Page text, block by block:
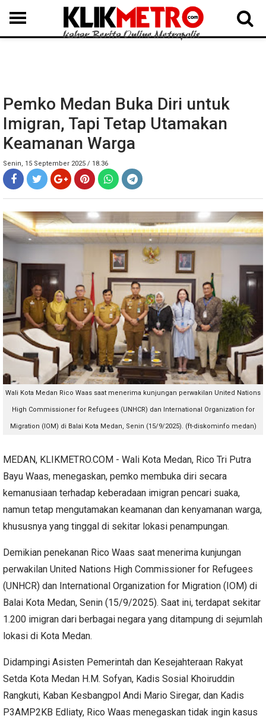
MEDAN LANGKAT DAIRI SAMOSIR TAPUT BATUBARA DELISERDANG
Pemko Medan Buka Diri untuk
Imigran, Tapi Tetap Utamakan
Keamanan Warga
Senin, 15 September 2025 / 18.36
Wali Kota Medan Rico Waas saat menerima kunjungan perwakilan United Nations
High Commissioner for Refugees (UNHCR) dan International Organization for
Migration (IOM) di Balai Kota Medan, Senin (15/9/2025). (ft-diskominfo medan)
MEDAN, KLIKMETRO.COM - Wali Kota Medan, Rico Tri Putra
Bayu Waas, menegaskan, pemko membuka diri secara
kemanusiaan terhadap keberadaan imigran pencari suaka,
namun tetap mengutamakan keamanan dan kenyamanan warga,
khususnya yang tinggal di sekitar lokasi penampungan.
Demikian penekanan Rico Waas saat menerima kunjungan
perwakilan United Nations High Commissioner for Refugees
(UNHCR) dan International Organization for Migration (IOM) di
Balai Kota Medan, Senin (15/9/2025). Saat ini, terdapat sekitar
1.200 imigran dari berbagai negara yang ditampung di sejumlah
lokasi di Kota Medan.
Didampingi Asisten Pemerintah dan Kesejahteraan Rakyat
Setda Kota Medan H.M. Sofyan, Kadis Sosial Khoiruddin
Rangkuti, Kaban Kesbangpol Andi Mario Siregar, dan Kadis
P3AMP2KB Edliaty, Rico Waas menegaskan tidak ingin kasus